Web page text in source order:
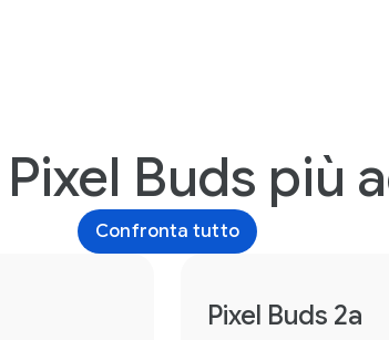
Buds più
Confronta tutto
Pixel Buds 2a